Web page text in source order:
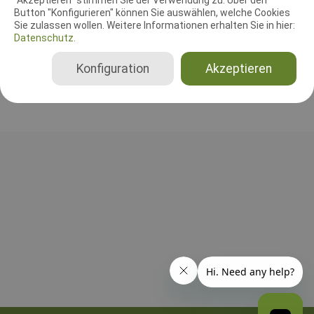
Button "Konfigurieren" können Sie auswählen, welche Cookies
Sie zulassen wollen. Weitere Informationen erhalten Sie in hier:
Datenschutz.
Akzeptieren
Konfiguration
Ramona Holzfuß
Deutschland